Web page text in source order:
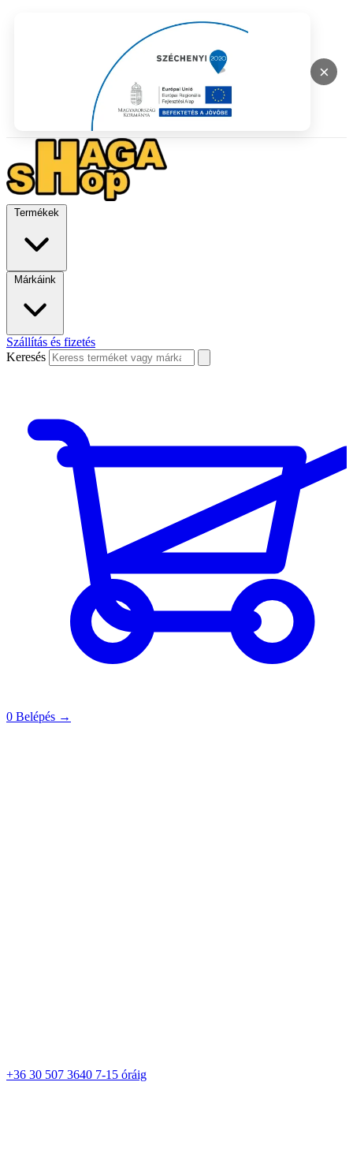
×
Termékek
Márkáink
Szállítás és fizetés
Keresés
0 Belépés →
+36 30 507 3640 7-15 óráig